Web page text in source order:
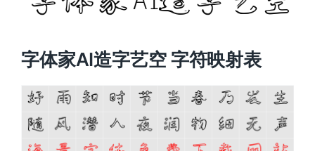
字体家AI造字艺空 字符映射表